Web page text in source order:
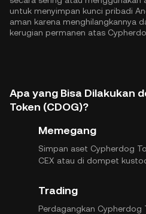
untuk menyimpan kunci pribadi
aman karena menghilangkannya
kerugian permanen atas
Apa yang Bisa Dilakukan
Token (CDOG)?
Memegang
Simpan aset Cypherdog
CEX atau di dompet
Trading
Perdagangkan Cypherdog